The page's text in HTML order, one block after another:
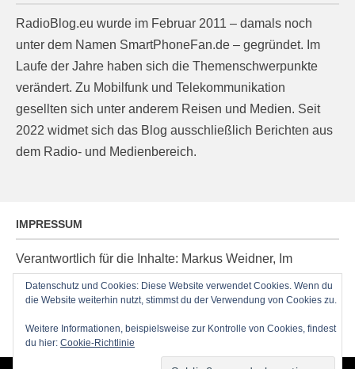
RadioBlog.eu wurde im Februar 2011 – damals noch
unter dem Namen SmartPhoneFan.de – gegründet. Im
Laufe der Jahre haben sich die Themenschwerpunkte
verändert. Zu Mobilfunk und Telekommunikation
gesellten sich unter anderem Reisen und Medien. Seit
2022 widmet sich das Blog ausschließlich Berichten aus
dem Radio- und Medienbereich.
IMPRESSUM
Verantwortlich für die Inhalte: Markus Weidner, Im
Ziegelacker 20, D-63599 Biebergemünd, E-Mail:
post@radioblog.eu
Technik und Administration: Thomas Michel
Datenschutz und Cookies: Diese Website verwendet Cookies. Wenn du
die Website weiterhin nutzt, stimmst du der Verwendung von Cookies zu.
Weitere Informationen, beispielsweise zur Kontrolle von Cookies, findest
du hier: Cookie-Richtlinie